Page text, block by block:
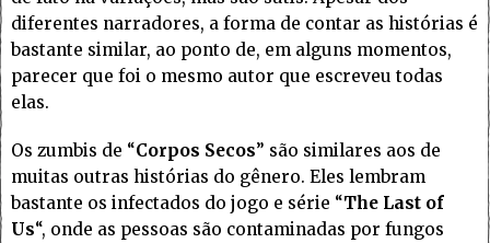
diferentes narradores, a forma de contar as histórias é
bastante similar, ao ponto de, em alguns momentos,
parecer que foi o mesmo autor que escreveu todas
elas.
Os zumbis de “Corpos Secos” são similares aos de
muitas outras histórias do gênero. Eles lembram
bastante os infectados do jogo e série “The Last of
Us“, onde as pessoas são contaminadas por fungos